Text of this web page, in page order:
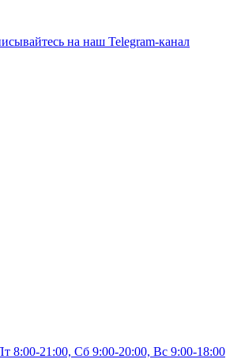
на наш Telegram-канал
8:00-21:00, Сб 9:00-20:00, Вс 9:00-18:00